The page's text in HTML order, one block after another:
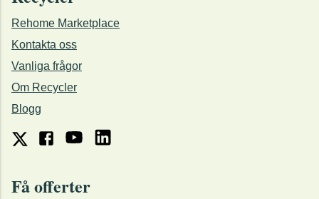
Rehome Marketplace
Kontakta oss
Vanliga frågor
Om Recycler
Blogg
Få offerter